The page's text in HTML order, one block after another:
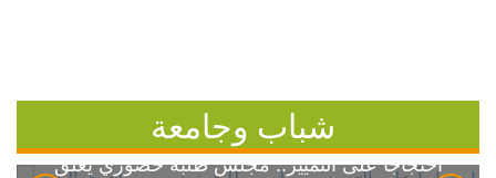
شباب وجامعة
احتجاجاً على التمييز.. مجلس طلبة خضوري يعلق